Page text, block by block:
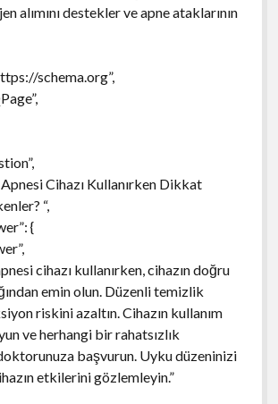
alımını destekler ve apne ataklarının
schema.org”,
Apnesi Cihazı Kullanırken Dikkat
“,
{
cihazı kullanırken, cihazın doğru
emin olun. Düzenli temizlik
riskini azaltın. Cihazın kullanım
ve herhangi bir rahatsızlık
başvurun. Uyku düzeninizi
etkilerini gözlemleyin.”